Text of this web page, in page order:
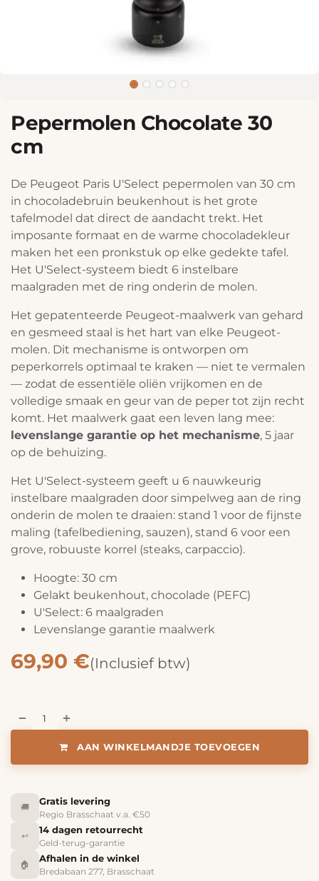
Pepermolen Chocolate 30
cm
De Peugeot Paris U'Select pepermolen van 30 cm
in chocoladebruin beukenhout is het grote
tafelmodel dat direct de aandacht trekt. Het
imposante formaat en de warme chocoladekleur
maken het een pronkstuk op elke gedekte tafel.
Het U'Select-systeem biedt 6 instelbare
maalgraden met de ring onderin de molen.
Het gepatenteerde Peugeot-maalwerk van gehard
en gesmeed staal is het hart van elke Peugeot-
molen. Dit mechanisme is ontworpen om
peperkorrels optimaal te kraken — niet te vermalen
— zodat de essentiële oliën vrijkomen en de
volledige smaak en geur van de peper tot zijn recht
komt. Het maalwerk gaat een leven lang mee:
levenslange garantie op het mechanisme, 5 jaar
op de behuizing.
Het U'Select-systeem geeft u 6 nauwkeurig
instelbare maalgraden door simpelweg aan de ring
onderin de molen te draaien: stand 1 voor de fijnste
maling (tafelbediening, sauzen), stand 6 voor een
grove, robuuste korrel (steaks, carpaccio).
Hoogte: 30 cm
Gelakt beukenhout, chocolade (PEFC)
U'Select: 6 maalgraden
Levenslange garantie maalwerk
69,90 €(Inclusief btw)
AAN WINKELMANDJE TOEVOEGEN
🚚
Gratis levering
Regio Brasschaat v.a. €50
↩️
14 dagen retourrecht
Geld-terug-garantie
🏠
Afhalen in de winkel
Bredabaan 277, Brasschaat